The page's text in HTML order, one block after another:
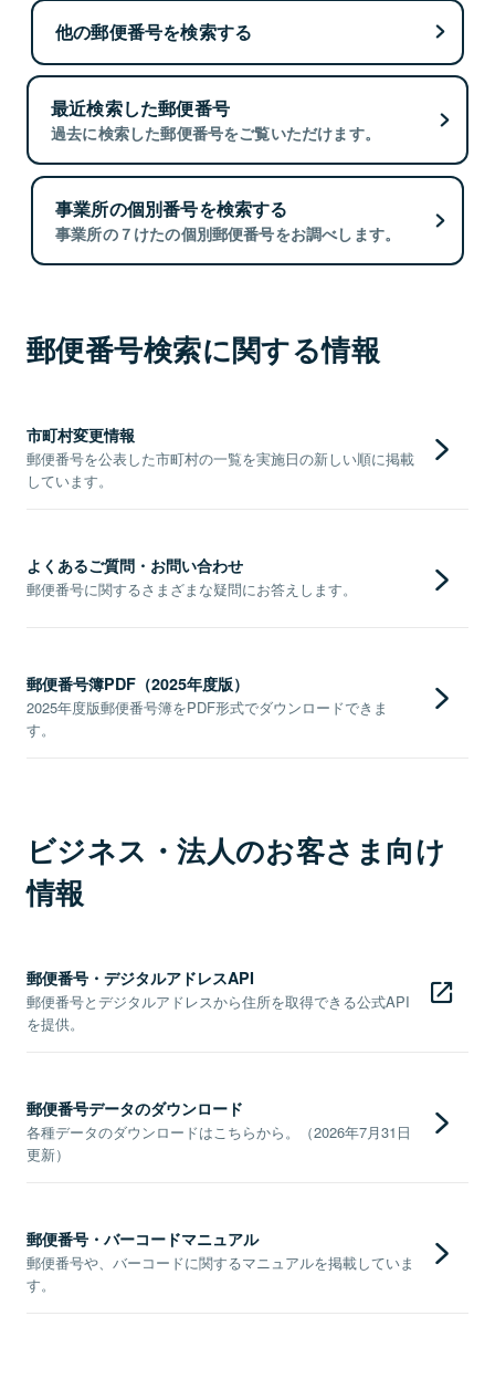
他の郵便番号を検索する
最近検索した郵便番号
過去に検索した郵便番号をご覧いただけます。
事業所の個別番号を検索する
事業所の７けたの個別郵便番号をお調べします。
郵便番号検索に関する情報
市町村変更情報
郵便番号を公表した市町村の一覧を実施日の新しい順に掲載
しています。
よくあるご質問・お問い合わせ
郵便番号に関するさまざまな疑問にお答えします。
郵便番号簿PDF（2025年度版）
2025年度版郵便番号簿をPDF形式でダウンロードできま
す。
ビジネス・法人のお客さま向け
情報
郵便番号・デジタルアドレスAPI
郵便番号とデジタルアドレスから住所を取得できる公式API
を提供。
郵便番号データのダウンロード
各種データのダウンロードはこちらから。（2026年7月31日
更新）
郵便番号・バーコードマニュアル
郵便番号や、バーコードに関するマニュアルを掲載していま
す。